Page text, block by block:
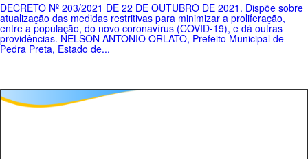
DECRETO Nº 203/2021 DE 22 DE OUTUBRO DE 2021. Dispõe sobre
atualização das medidas restritivas para minimizar a proliferação,
entre a população, do novo coronavírus (COVID-19), e dá outras
providências. NELSON ANTONIO ORLATO, Prefeito Municipal de
Pedra Preta, Estado de...